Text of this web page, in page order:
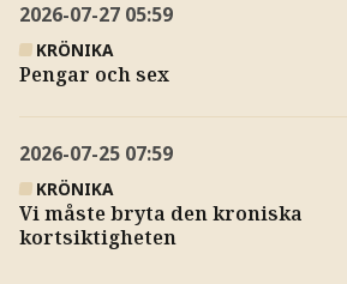
2026-07-27 05:59
KRÖNIKA
Pengar och sex
2026-07-25 07:59
KRÖNIKA
Vi måste bryta den kroniska
kortsiktigheten